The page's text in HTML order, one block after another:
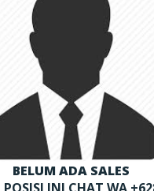
BELUM ADA SALES
POSISI INI CHAT WA